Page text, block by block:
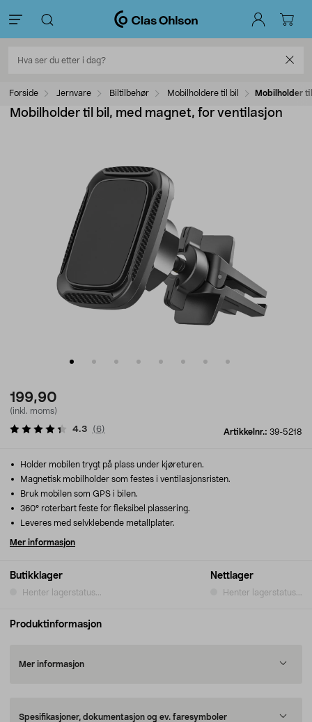
Forside Jernvare Biltilbehør Mobilholdere til bil Mobilholder
Mobilholder til bil, med magnet, for ventilasjon
199,90
(inkl. moms)
Artikkelnr.: 39-5218
4.3 (6)
Butikklager
Henter lagerstatus...
Nettlager
Henter lagerstatus...
Holder mobilen trygt på plass under kjøreturen.
Magnetisk mobilholder som festes i ventilasjonsristen.
Bruk mobilen som GPS i bilen.
360° roterbart feste for fleksibel plassering.
Leveres med selvklebende metallplater.
Mer informasjon
Produktinformasjon
Mer informasjon
Spesifikasjoner, dokumentasjon og ev. faresymboler